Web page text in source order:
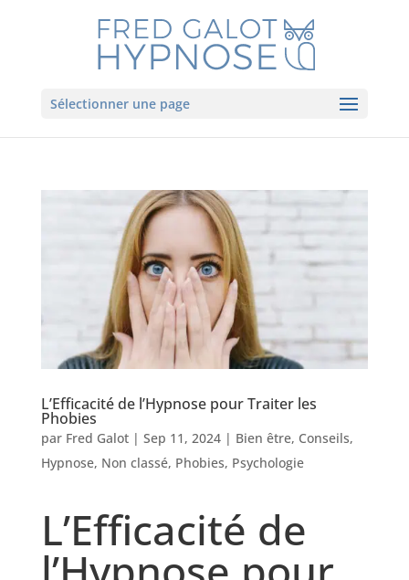
Sélectionner une page
L’Efficacité de l’Hypnose pour Traiter les
Phobies
par Fred Galot| Sep 11, 2024| Bien être, Conseils,
Hypnose, Non classé, Phobies, Psychologie
L’Efficacité de